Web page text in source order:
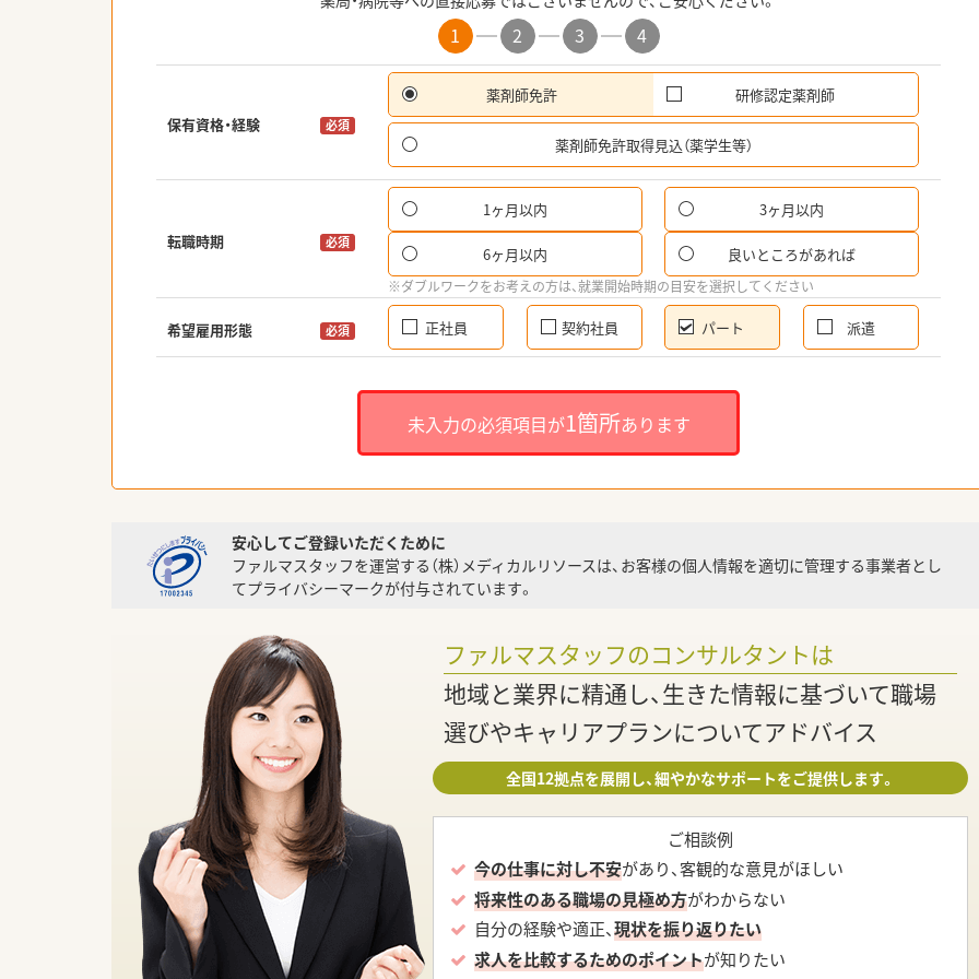
1 2 3 4
保有資格・経験 必須
薬剤師免許 研修認定薬剤師
薬剤師免許取得見込（薬学生等）
転職時期 必須
1ヶ月以内 3ヶ月以内
6ヶ月以内 良いところがあれば
※ダブルワークをお考えの方は、就業開始時期の目安を選択してください
希望雇用形態 必須 正社員 契約社員 パート 派遣
未入力の必須項目が1箇所あります
安心してご登録いただくために
ファルマスタッフを運営する（株）メディカルリソースは、お客様の個人情報を適切に管理する事業者とし
てプライバシーマークが付与されています。
ファルマスタッフのコンサルタントは
地域と業界に精通し、生きた情報に基づいて職場
選びやキャリアプランについてアドバイス
全国12拠点を展開し、細やかなサポートをご提供します。
ご相談例
今の仕事に対し不安があり、客観的な意見がほしい
将来性のある職場の見極め方がわからない
自分の経験や適正、現状を振り返りたい
求人を比較するためのポイントが知りたい